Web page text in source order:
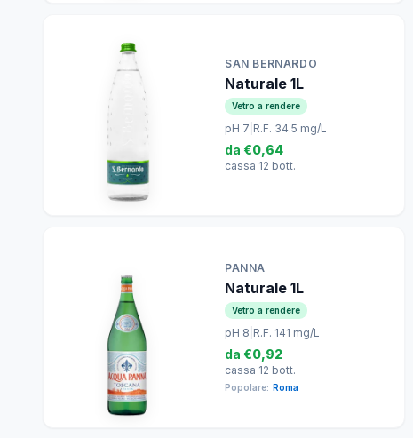
SAN BERNARDO
Naturale 1L
Vetro a rendere
pH 7 R.F. 34.5 mg/L
da €0,64
cassa 12 bott.
PANNA
Naturale 1L
Vetro a rendere
pH 8 R.F. 141 mg/L
da €0,92
cassa 12 bott.
Popolare: Roma